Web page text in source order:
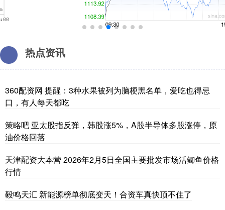
热点资讯
360配资网 提醒：3种水果被列为脑梗黑名单，爱吃也得忌
口，有人每天都吃
策略吧 亚太股指反弹，韩股涨5%，A股半导体多股涨停，原
油价格回落
天津配资大本营 2026年2月5日全国主要批发市场活鲫鱼价格
行情
毅鸣天汇 新能源榜单彻底变天！合资车真快顶不住了